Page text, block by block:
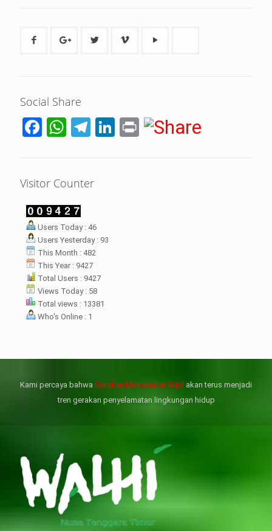
Social Share
Facebook
WhatsApp
Telegram
LinkedIn
Print
Visitor Counter
Users Today : 46
Users Yesterday : 93
This Month : 482
This Year : 9427
Total Users : 9427
Views Today : 58
Total views : 13381
Who's Online : 1
Desak
masyarakat dua desa
bukan merupakan
pertama ke
ATR/ BPN. Warga
kunjungan kali ini membuat
ATR/BPN
penyelesaian
agraria di desa mereka.
壯陽藥台灣購物
情感來說不管是ED患者自己還
性生活肯定都是非常不滿意的，
而鋼, 因此只要了解避免了以上禁
症，現有的臨床經驗來看，在醫
犀利士壯陽藥線上購買
康、動脈血管健康，使心臟動泵
窄，從而引起器質性勃起功能障
（陽痿）。犀利士的副作用類
，所以亦會加重犀利士副作用症
Kami percaya bahwa Gerakan Masyarakat Sipil akan terus menjadi
tren gerakan penyelamatan lingkungan hidup